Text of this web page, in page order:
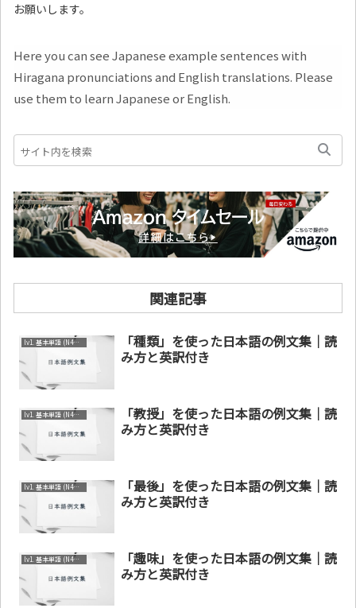
お願いします。
Here you can see Japanese example sentences with
Hiragana pronunciations and English translations. Please
use them to learn Japanese or English.
関連記事
lv1. 基本単語 (N4～N5)
「種類」を使った日本語の例文集｜読
み方と英訳付き
lv1. 基本単語 (N4～N5)
「教授」を使った日本語の例文集｜読
み方と英訳付き
lv1. 基本単語 (N4～N5)
「最後」を使った日本語の例文集｜読
み方と英訳付き
lv1. 基本単語 (N4～N5)
「趣味」を使った日本語の例文集｜読
み方と英訳付き